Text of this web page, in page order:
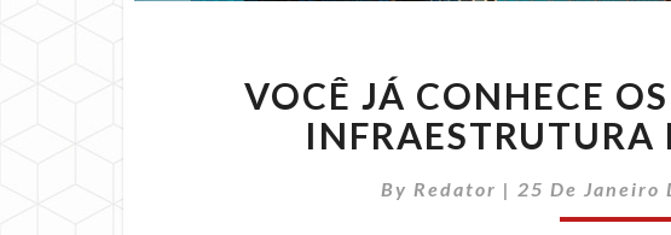
JÁ
OS
VOCÊ JÁ CONHECE
INFRAESTRUTURA
By Redator | 25 De Janeiro